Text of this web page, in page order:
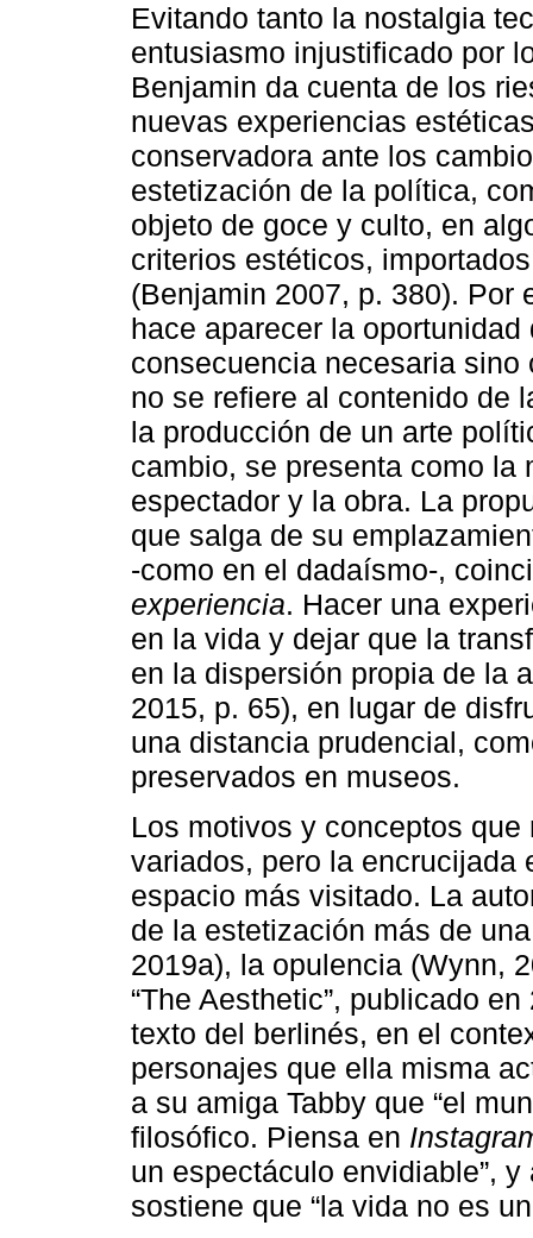
Evitando tanto la nostalgia
entusiasmo injustificado por
Benjamin da cuenta de los
nuevas experiencias
conservadora ante los
estetización de la política,
objeto de goce y culto, en
criterios estéticos,
(Benjamin 2007, p. 380). Por
hace aparecer la
consecuencia necesaria
no se refiere al contenido de
la producción de un arte
cambio, se presenta como la
espectador y la obra. La
que salga de su
-como en el dadaísmo-,
experiencia. Hacer una
en la vida y dejar que la
en la dispersión propia de la
2015, p. 65), en lugar de
una distancia prudencial,
preservados en museos.
Los motivos y conceptos
variados, pero la
espacio más visitado. La
de la estetización más de
2019a), la opulencia (Wynn,
“The Aesthetic”, publicado
texto del berlinés, en el
personajes que ella misma
a su amiga Tabby que “el
filosófico. Piensa en
un espectáculo envidiable”,
sostiene que “la vida no es